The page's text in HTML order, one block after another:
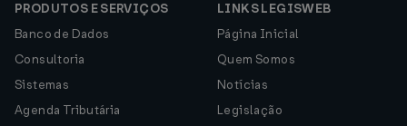
PRODUTOS E SERVIÇOS
Banco de Dados
Consultoria
Sistemas
Agenda Tributária
LINKS LEGISWEB
Página Inicial
Quem Somos
Notícias
Legislação